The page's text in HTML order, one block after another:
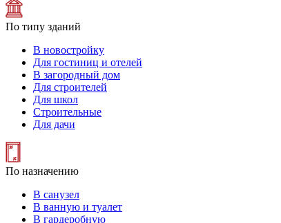
По типу зданий
В новостройку
Для гостиниц и отелей
В загородный дом
Для строителей
Для школ
Строительные
Для дачи
По назначению
В санузел
В ванную и туалет
В гардеробную